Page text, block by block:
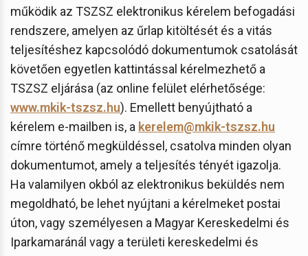
működik az TSZSZ elektronikus kérelem befogadási
rendszere, amelyen az űrlap kitöltését és a vitás
teljesítéshez kapcsolódó dokumentumok csatolását
követően egyetlen kattintással kérelmezhető a
TSZSZ eljárása (az online felület elérhetősége:
www.mkik-tszsz.hu). Emellett benyújtható a
kérelem e-mailben is, a kerelem@mkik-tszsz.hu
címre történő megküldéssel, csatolva minden olyan
dokumentumot, amely a teljesítés tényét igazolja.
Ha valamilyen okból az elektronikus beküldés nem
megoldható, be lehet nyújtani a kérelmeket postai
úton, vagy személyesen a Magyar Kereskedelmi és
Iparkamaránál vagy a területi kereskedelmi és